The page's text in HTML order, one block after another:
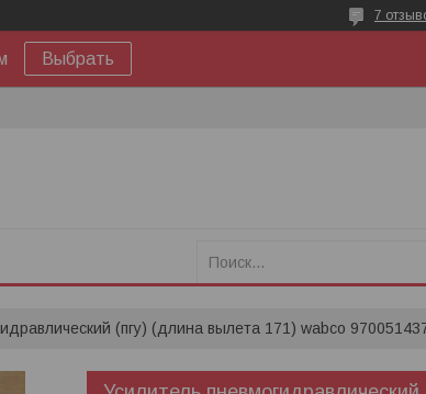
7
Выбрать
(пгу) (длина вылета 171) wabco